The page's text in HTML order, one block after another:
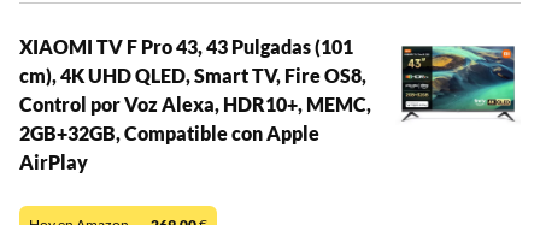
XIAOMI TV F Pro 43, 43 Pulgadas (101
cm), 4K UHD QLED, Smart TV, Fire OS8,
Control por Voz Alexa, HDR10+, MEMC,
2GB+32GB, Compatible con Apple
AirPlay